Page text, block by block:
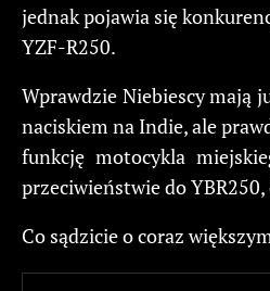
jednak pojawia się
YZF-R250.
Wprawdzie Niebiescy mają
naciskiem na Indie, ale
funkcję motocykla
przeciwieństwie do
Co sądzicie o coraz